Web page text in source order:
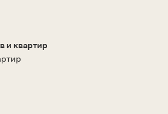
и квартир